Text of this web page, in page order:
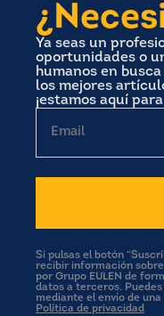
Ya seas un
oportunidades o
humanos en
los mejores
¡estamos aquí
Si pulsas el botón
recibir información
por Grupo EULEN de
datos a terceros.
mediante el envío de
Política de privacidad